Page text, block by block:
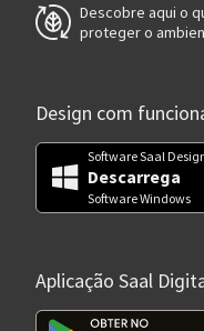
Descobre aqui o
proteger o
Design com
Software Saal
Descarrega
Software Windows
Aplicação Saal